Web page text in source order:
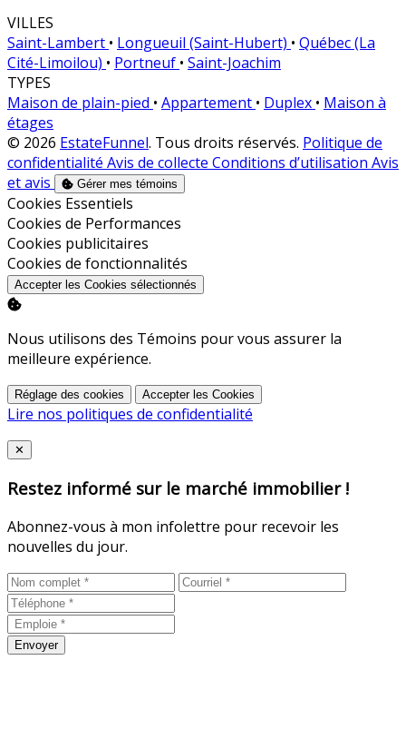
VILLES
Saint-Lambert • Longueuil (Saint-Hubert) • Québec (La
Cité-Limoilou) • Portneuf • Saint-Joachim
TYPES
Maison de plain-pied • Appartement • Duplex • Maison à
étages
© 2026 EstateFunnel. Tous droits réservés. Politique de
confidentialité Avis de collecte Conditions d’utilisation Avis
et avis
Gérer mes témoins
Activer
Cookies Essentiels
Activer
Cookies de Performances
Activer
Cookies publicitaires
Activer
Cookies de fonctionnalités
Accepter les Cookies sélectionnés
Nous utilisons des Témoins pour vous assurer la
meilleure expérience.
Réglage des cookies Accepter les Cookies
Lire nos politiques de confidentialité
Close
✕
Restez informé sur le marché immobilier !
Abonnez-vous à mon infolettre pour recevoir les
nouvelles du jour.
Envoyer